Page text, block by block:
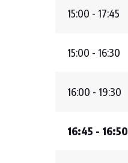
15:00 - 17:45
15:00 - 16:30
16:00 - 19:30
16:45 - 16:50